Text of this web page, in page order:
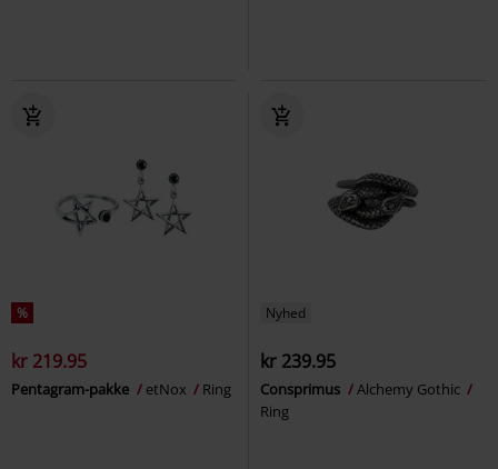
%
kr 219.95
Pentagram-pakke etNox Ring
Nyhed
kr 239.95
Consprimus
Alchemy Gothic
Ring